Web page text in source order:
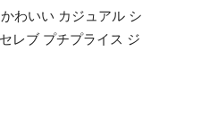
わいい カジュアル シ
レブ プチプライス ジ